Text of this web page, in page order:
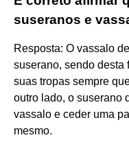
suseranos e
Resposta: O vassalo
suserano, sendo
suas tropas sempre
outro lado, o suserano
vassalo e ceder uma
mesmo.